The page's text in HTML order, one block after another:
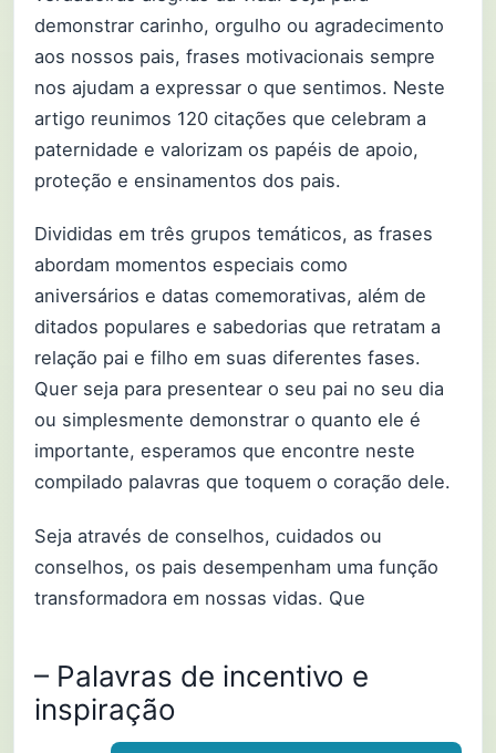
demonstrar carinho, orgulho ou agradecimento
aos nossos pais, frases motivacionais sempre
nos ajudam a expressar o que sentimos. Neste
artigo reunimos 120 citações que celebram a
paternidade e valorizam os papéis de apoio,
proteção e ensinamentos dos pais.
Divididas em três grupos temáticos, as frases
abordam momentos especiais como
aniversários e datas comemorativas, além de
ditados populares e sabedorias que retratam a
relação pai e filho em suas diferentes fases.
Quer seja para presentear o seu pai no seu dia
ou simplesmente demonstrar o quanto ele é
importante, esperamos que encontre neste
compilado palavras que toquem o coração dele.
Seja através de conselhos, cuidados ou
conselhos, os pais desempenham uma função
transformadora em nossas vidas. Que
– Palavras de incentivo e
inspiração